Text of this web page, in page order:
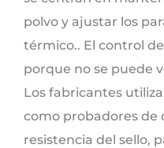
polvo y ajustar los
térmico.. El control
porque no se puede
Los fabricantes
como probadores de
resistencia del sello,